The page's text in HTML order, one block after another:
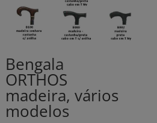
Bengala
ORTHOS
madeira, vários
modelos